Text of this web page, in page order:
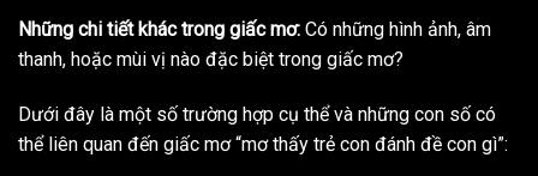
Những chi tiết khác trong giấc mơ: Có những hình ảnh, âm
thanh, hoặc mùi vị nào đặc biệt trong giấc mơ?
Dưới đây là một số trường hợp cụ thể và những con số có
thể liên quan đến giấc mơ “mơ thấy trẻ con đánh đề con gì”: